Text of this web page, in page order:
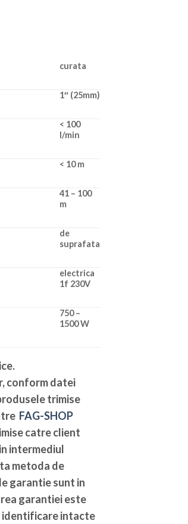
curata
1″ (25mm)
< 100
l/min
< 10 m
41 – 100
m
de
suprafata
electrica
1f 230V
750 –
1500 W
.
conform datei
trimise
FAG-SHOP
catre client
intermediul
metoda de
garantie sunt in
garantiei este
identificare intacte